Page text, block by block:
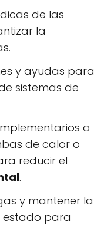
de las
la
y ayudas para
sistemas de
o
de calor o
reducir el
.
y mantener la
estado para